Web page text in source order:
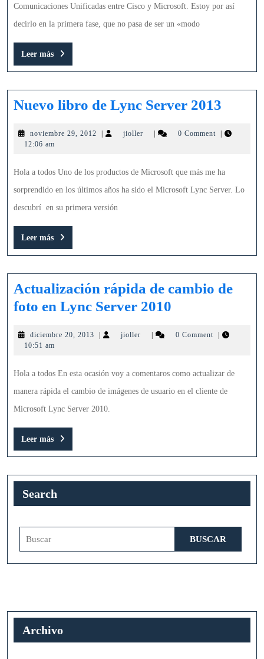
Microsoft
Comunicaciones Unificadas entre Cisco y Microsoft. Estoy por así
decirlo en la primera fase, que no pasa de ser un «modo
Leer más
más
Nuevo libro de Lync Server 2013
de
Server
2013
noviembre 29, 2012 noviembre
| jioller jioller
| 0 Comment
|
12:06 am
Hola a todos Uno de los productos de Microsoft que más me ha
sorprendido en los últimos años ha sido el Microsoft Lync Server. Lo
descubrí en su primera versión
Leer más
más
Actualización rápida de cambio de
foto en Lync Server 2010
de
de
foto
diciembre 20, 2013 diciembre
| jioller jioller
| 0 Comment
|
10:51 am
Hola a todos En esta ocasión voy a comentaros como actualizar de
manera rápida el cambio de imágenes de usuario en el cliente de
Microsoft Lync Server 2010.
Leer más
más
Search
Archivo